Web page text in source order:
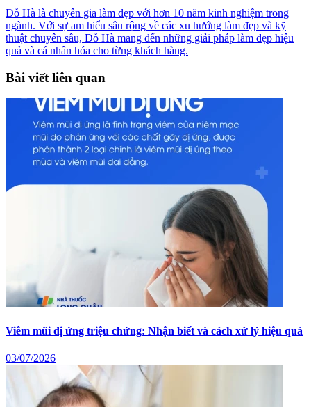
Đỗ Hà là chuyên gia làm đẹp với hơn 10 năm kinh nghiệm trong
ngành. Với sự am hiểu sâu rộng về các xu hướng làm đẹp và kỹ
thuật chuyên sâu, Đỗ Hà mang đến những giải pháp làm đẹp hiệu
quả và cá nhân hóa cho từng khách hàng.
Bài viết liên quan
Viêm mũi dị ứng triệu chứng: Nhận biết và cách xử lý hiệu quả
03/07/2026